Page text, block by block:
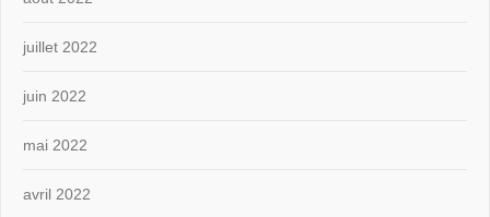
juillet 2022
juin 2022
mai 2022
avril 2022